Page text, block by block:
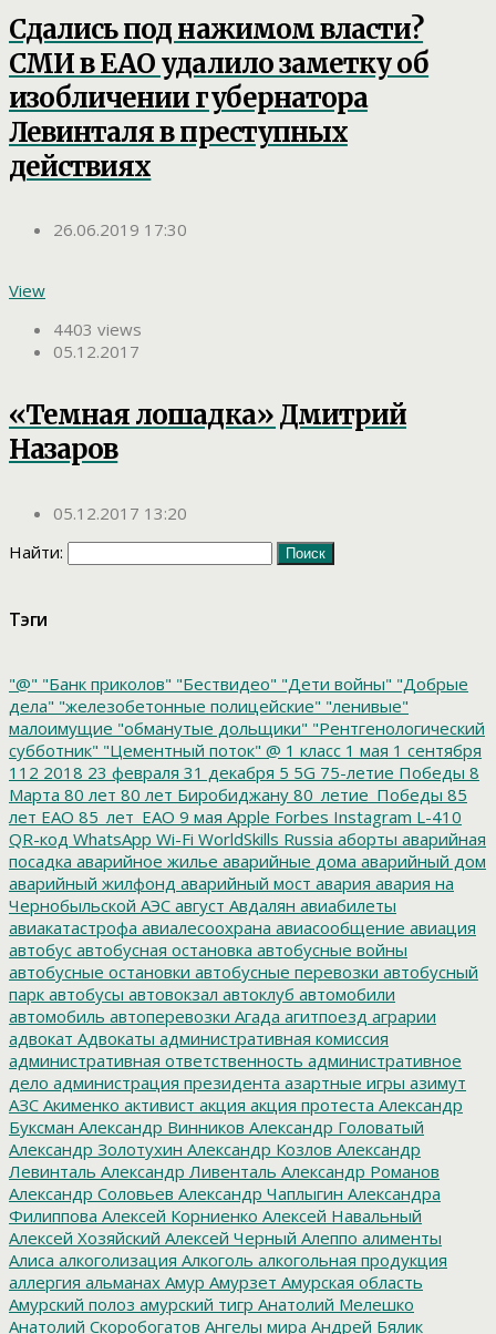
Сдались под нажимом власти?
СМИ в ЕАО удалило заметку об
изобличении губернатора
Левинталя в преступных
действиях
26.06.2019 17:30
View
4403 views
05.12.2017
«Темная лошадка» Дмитрий
Назаров
05.12.2017 13:20
Найти:
Тэги
"@" "Банк приколов" "Бествидео" "Дети войны" "Добрые
дела" "железобетонные полицейские" "ленивые"
малоимущие "обманутые дольщики" "Рентгенологический
субботник" "Цементный поток" @ 1 класс 1 мая 1 сентября
112 2018 23 февраля 31 декабря 5 5G 75-летие Победы 8
Марта 80 лет 80 лет Биробиджану 80_летие_Победы 85
лет ЕАО 85_лет_ЕАО 9 мая Apple Forbes Instagram L-410
QR-код WhatsApp Wi-Fi WorldSkills Russia аборты аварийная
посадка аварийное жилье аварийные дома аварийный дом
аварийный жилфонд аварийный мост авария авария на
Чернобыльской АЭС август Авдалян авиабилеты
авиакатастрофа авиалесоохрана авиасообщение авиация
автобус автобусная остановка автобусные войны
автобусные остановки автобусные перевозки автобусный
парк автобусы автовокзал автоклуб автомобили
автомобиль автоперевозки Агада агитпоезд аграрии
адвокат Адвокаты административная комиссия
административная ответственность административное
дело администрация президента азартные игры азимут
АЗС Акименко активист акция акция протеста Александр
Буксман Александр Винников Александр Головатый
Александр Золотухин Александр Козлов Александр
Левинталь Александр Ливенталь Александр Романов
Александр Соловьев Александр Чаплыгин Александра
Филиппова Алексей Корниенко Алексей Навальный
Алексей Хозяйский Алексей Черный Алеппо алименты
Алиса алкоголизация Алкоголь алкогольная продукция
аллергия альманах Амур Амурзет Амурская область
Амурский полоз амурский тигр Анатолий Мелешко
Анатолий Скоробогатов Ангелы мира Андрей Бялик